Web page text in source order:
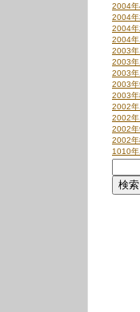
2004年
2004年
2004年
2004年
2003年
2003年
2003年
2003年
2003年
2002年
2002年
2002年
2002年
1010年